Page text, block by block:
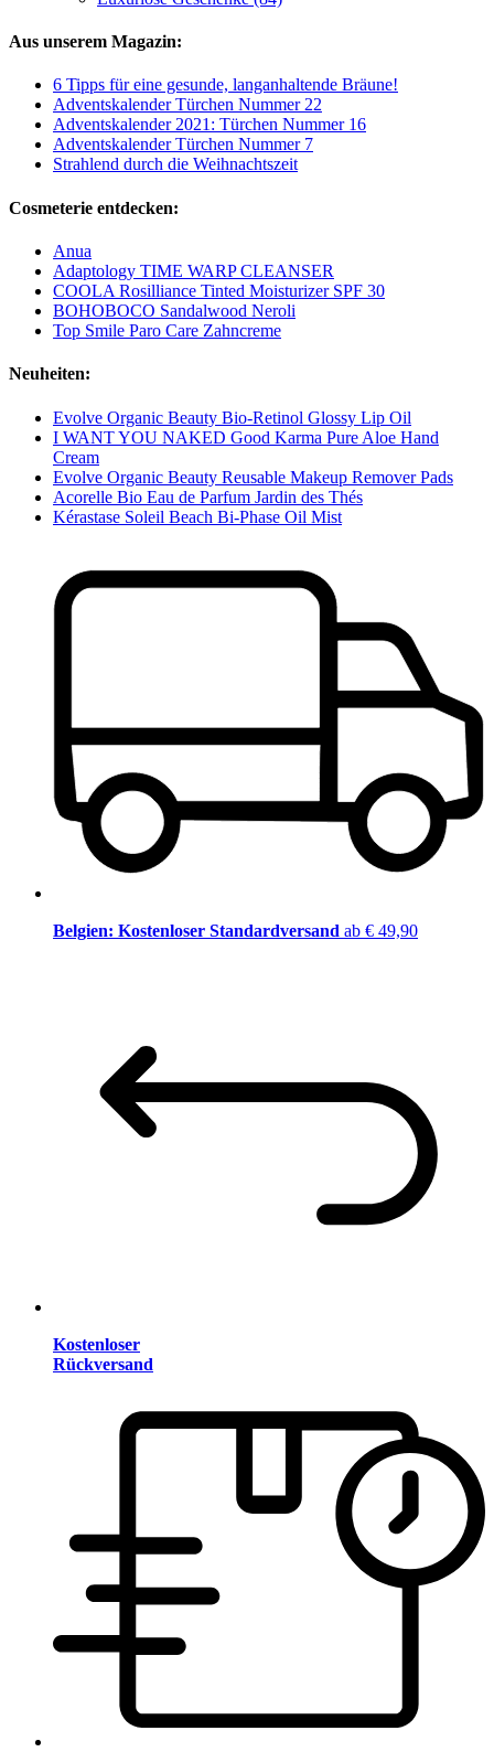
Aus unserem Magazin:
6 Tipps für eine gesunde, langanhaltende Bräune!
Adventskalender Türchen Nummer 22
Adventskalender 2021: Türchen Nummer 16
Adventskalender Türchen Nummer 7
Strahlend durch die Weihnachtszeit
Cosmeterie entdecken:
Anua
Adaptology TIME WARP CLEANSER
COOLA Rosilliance Tinted Moisturizer SPF 30
BOHOBOCO Sandalwood Neroli
Top Smile Paro Care Zahncreme
Neuheiten:
Evolve Organic Beauty Bio-Retinol Glossy Lip Oil
I WANT YOU NAKED Good Karma Pure Aloe Hand
Cream
Evolve Organic Beauty Reusable Makeup Remover Pads
Acorelle Bio Eau de Parfum Jardin des Thés
Kérastase Soleil Beach Bi-Phase Oil Mist
Belgien: Kostenloser Standardversand ab € 49,90
Kostenloser
Rückversand